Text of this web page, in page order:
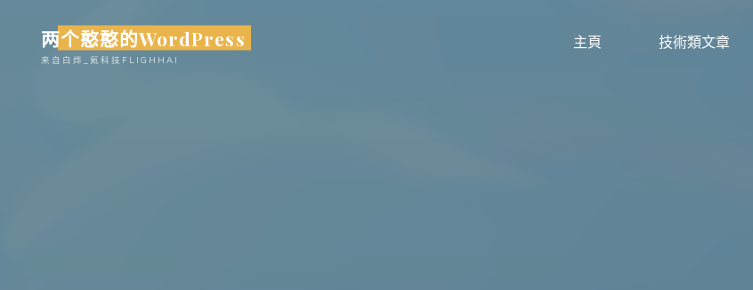
content
两个憨憨的WordPress
来自白烨_氦科技FLIGHHAI
主頁 技術類文章